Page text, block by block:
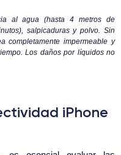
al agua (hasta 4 metros de
salpicaduras y polvo. Sin
completamente impermeable y
Los daños por líquidos no
iPhone